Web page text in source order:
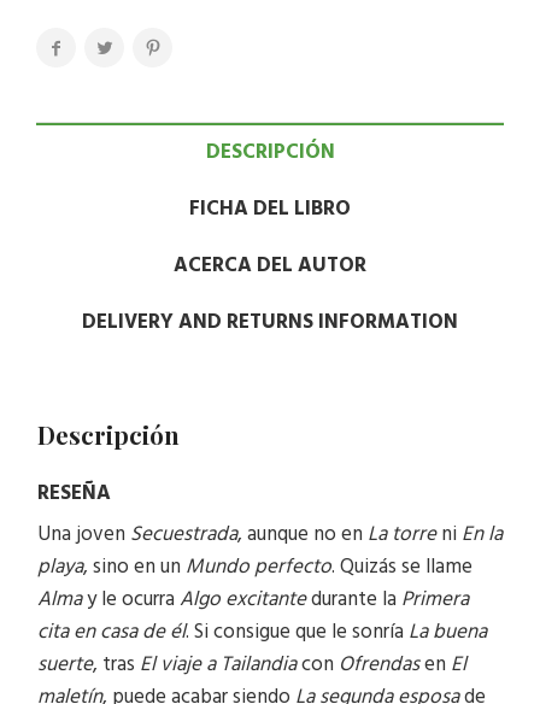
DESCRIPCIÓN
FICHA DEL LIBRO
ACERCA DEL AUTOR
DELIVERY AND RETURNS INFORMATION
Descripción
RESEÑA
Una joven Secuestrada, aunque no en La torreni En la
playa, sino en un Mundo perfecto. Quizás se llame
Almay le ocurraAlgo excitantedurante la Primera
cita en casa de él. Si consigue que le sonría La buena
suerte, tras El viaje a Tailandiacon Ofrendasen El
maletín, puede acabar siendo La segunda esposade